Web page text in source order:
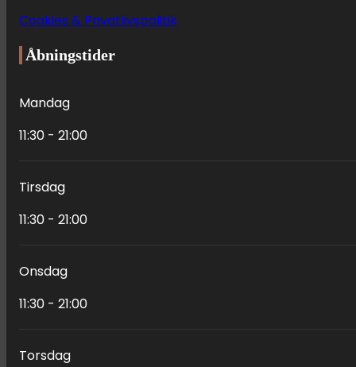
Cookies & Privatlivspolitik
Åbningstider
Mandag
11:30 - 21:00
Tirsdag
11:30 - 21:00
Onsdag
11:30 - 21:00
Torsdag